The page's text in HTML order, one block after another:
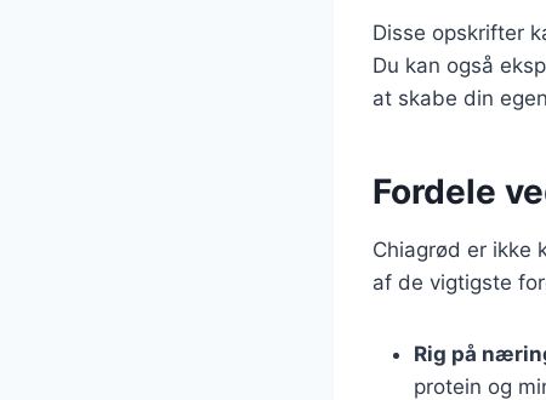
Disse opskrifter
Du kan også
at skabe din
Fordele
Chiagrød er ikke
af de vigtigste
Rig på
protein og